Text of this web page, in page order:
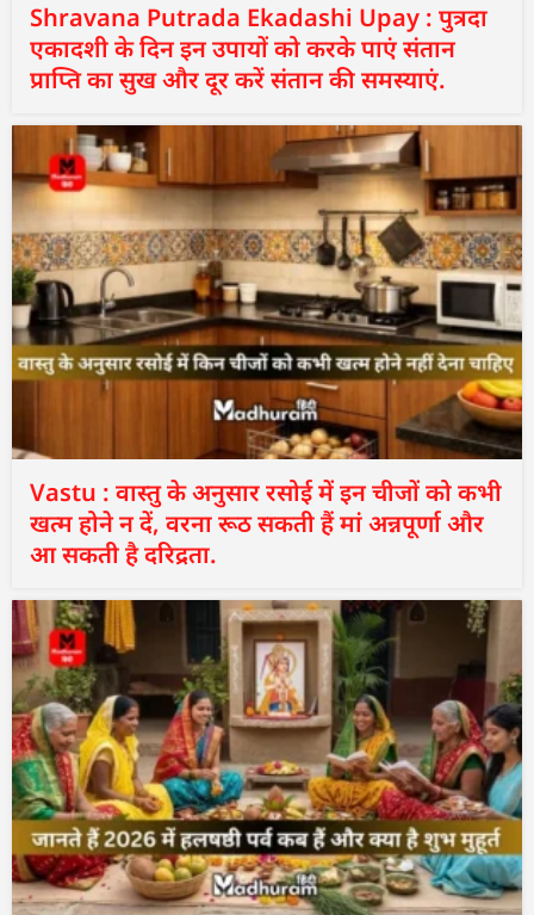
Shravana Putrada Ekadashi Upay : पुत्रदा
एकादशी के दिन इन उपायों को करके पाएं संतान
प्राप्ति का सुख और दूर करें संतान की समस्याएं.
Vastu : वास्तु के अनुसार रसोई में इन चीजों को कभी
खत्म होने न दें, वरना रूठ सकती हैं मां अन्नपूर्णा और
आ सकती है दरिद्रता.